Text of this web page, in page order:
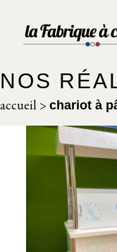
NOS
accueil > chariot à